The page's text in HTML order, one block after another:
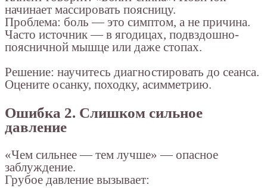
начинает массировать поясницу.
Проблема: боль — это симптом, а не причина.
Часто источник — в ягодицах, подвздошно-
поясничной мышце или даже стопах.
Решение: научитесь диагностировать до сеанса.
Оцените осанку, походку, асимметрию.
Ошибка 2. Слишком сильное
давление
«Чем сильнее — тем лучше» — опасное
заблуждение.
Грубое давление вызывает: